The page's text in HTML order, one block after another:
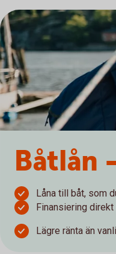
Båtlån
Låna till båt, som
Finansiering
Lägre ränta än